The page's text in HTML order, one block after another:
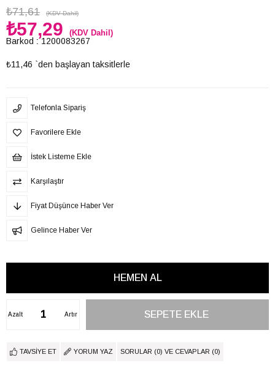
₺71,61 (KDV Dahil)
₺57,29 (KDV Dahil)
Barkod : 1200083267
₺11,46 `den başlayan taksitlerle
Telefonla Sipariş
Favorilere Ekle
İstek Listeme Ekle
Karşılaştır
Fiyat Düşünce Haber Ver
Gelince Haber Ver
Artır
Azalt
TAVSIYE ET YORUM YAZ SORULAR (0) VE CEVAPLAR (0)